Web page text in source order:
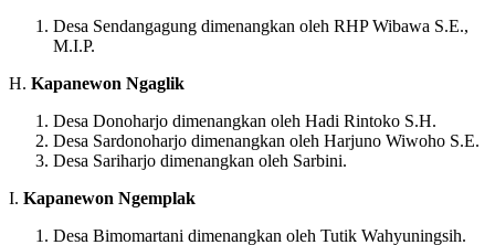
Desa Sendangagung dimenangkan oleh RHP Wibawa S.E.,
M.I.P.
H. Kapanewon Ngaglik
Desa Donoharjo dimenangkan oleh Hadi Rintoko S.H.
Desa Sardonoharjo dimenangkan oleh Harjuno Wiwoho S.E.
Desa Sariharjo dimenangkan oleh Sarbini.
I. Kapanewon Ngemplak
Desa Bimomartani dimenangkan oleh Tutik Wahyuningsih.